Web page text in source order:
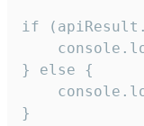
if
} else {
}